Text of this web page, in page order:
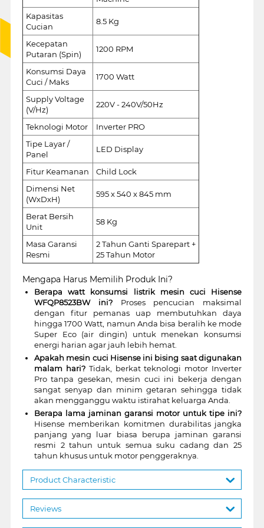
Kapasitas
Cucian
8.5 Kg
Kecepatan
Putaran (Spin)
1200 RPM
Konsumsi Daya
Cuci / Maks
1700 Watt
Supply Voltage
(V/Hz)
220V - 240V/50Hz
Teknologi Motor
Inverter PRO
Tipe Layar /
Panel
LED Display
Fitur Keamanan
Child Lock
Dimensi Net
(WxDxH)
595 x 540 x 845 mm
Berat Bersih
Unit
58 Kg
Masa Garansi
Resmi
2 Tahun Ganti Sparepart +
25 Tahun Motor
Mengapa Harus Memilih Produk Ini?
Berapa watt konsumsi listrik mesin cuci Hisense
WFQP8523BW ini?Proses pencucian maksimal
dengan fitur pemanas uap membutuhkan daya
hingga 1700 Watt, namun Anda bisa beralih ke mode
Super Eco (air dingin) untuk menekan konsumsi
energi harian agar jauh lebih hemat.
Apakah mesin cuci Hisense ini bising saat digunakan
malam hari?Tidak, berkat teknologi motor Inverter
Pro tanpa gesekan, mesin cuci ini bekerja dengan
sangat senyap dan minim getaran sehingga tidak
akan mengganggu waktu istirahat keluarga Anda.
Berapa lama jaminan garansi motor untuk tipe ini?
Hisense memberikan komitmen durabilitas jangka
panjang yang luar biasa berupa jaminan garansi
resmi 2 tahun untuk semua suku cadang dan 25
tahun khusus untuk motor penggeraknya.
Product Characteristic
Reviews